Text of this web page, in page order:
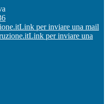
Link per inviare una mail
Link per inviare una